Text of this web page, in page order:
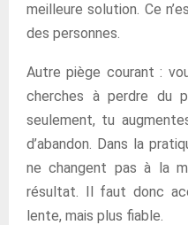
meilleure solution. Ce
des personnes.
Autre piège courant :
cherches à perdre du
seulement, tu
d’abandon. Dans la
ne changent pas à la
résultat. Il faut donc
lente, mais plus fiable.